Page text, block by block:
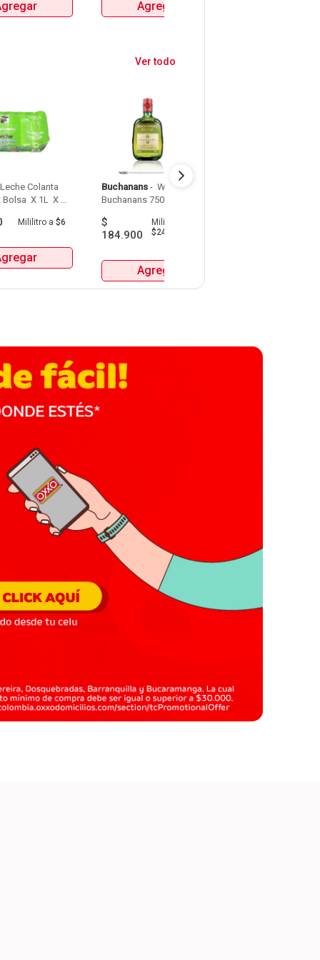
MILLER Y MITICA
Agregar
Ver todo
Leche Colanta
Bolsa  X 1L  X
Mililitro a$6
Buchanans - Whisky
$
184.900
Mililitro
$247
Agregar